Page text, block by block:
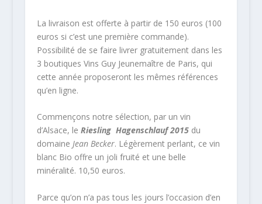
La livraison est offerte à partir de 150 euros (100
euros si c’est une première commande).
Possibilité de se faire livrer gratuitement dans les
3 boutiques Vins Guy Jeunemaître de Paris, qui
cette année proposeront les mêmes références
qu’en ligne.
Commençons notre sélection, par un vin
d’Alsace, le Riesling Hagenschlauf 2015 du
domaine Jean Becker. Légèrement perlant, ce vin
blanc Bio offre un joli fruité et une belle
minéralité. 10,50 euros.
Parce qu’on n’a pas tous les jours l’occasion d’en